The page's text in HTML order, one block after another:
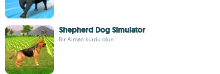
Shepherd Dog Simulator
Bir Alman kurdu olun